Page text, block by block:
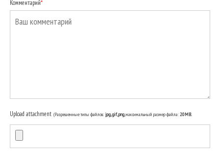
Комментарий*
Upload attachment (Разрешенные типы файлов:jpg, gif, png, максимальный размер файла:20MB.